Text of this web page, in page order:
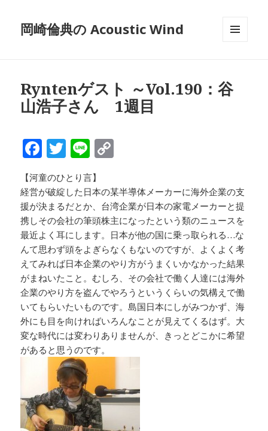
岡崎倫典の Acoustic Wind
ット
Ryntenゲスト ～Vol.190：谷
山浩子さん 1週目
F
a
c
e
b
o
o
k
T
w
it
te
r
Li
n
e p
y
Li
n
k
【河童のひとり言】
経営が破綻した日本の某半導体メーカーに海外企業の支
援が決まるだとか、台湾企業が日本の家電メーカーと提
携しその会社の筆頭株主になったという類のニュースを
最近よく耳にします。日本が他の国に乗っ取られる…な
んて思わず頭をよぎらなくもないのですが、よくよく考
えてみれば日本企業のやり方がうまくいかなかった結果
がまねいたこと。むしろ、その会社で働く人達には海外
企業のやり方を盗んでやろうというくらいの気構えで働
いてもらいたいものです。島国日本にしがみつかず、海
外にも目を向ければいろんなことが見えてくるはず。大
変な時代には変わりありませんが、きっとどこかに希望
があると思うのです。